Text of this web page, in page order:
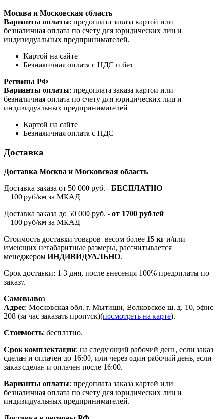
Москва и Московская область
Варианты оплаты: предоплата заказа картой или
безналичная оплата по счету для юридических лиц и
индивидуальных предпринимателей.
Картой на сайте
Безналичная оплата с НДС и без
Регионы РФ
Варианты оплаты: предоплата заказа картой или
безналичная оплата по счету для юридических лиц и
индивидуальных предпринимателей.
Картой на сайте
Безналичная оплата с НДС
Доставка
Доставка Москва и Московская область
Доставка заказа от 50 000 руб. - БЕСПЛАТНО
+ 100 руб/км за МКАД
Доставка заказа до 50 000 руб. - от 1700 рублей
+ 100 руб/км за МКАД
Стоимость доставки товаров весом более 15 кг и/или
имеющих негабаритные размеры, рассчитывается
менеджером ИНДИВИДУАЛЬНО.
Срок доставки: 1-3 дня, после внесения 100% предоплаты по
заказу.
Самовывоз
Адрес: Московская обл. г. Мытищи, Волковское ш. д. 10, офис
208 (за час заказать пропуск)(посмотреть на карте).
Стоимость: бесплатно.
Срок комплектации: на следующий рабочий день, если заказ
сделан и оплачен до 16:00, или через один рабочий день, если
заказ сделан и оплачен после 16:00.
Варианты оплаты: предоплата заказа картой или
безналичная оплата по счету для юридических лиц и
индивидуальных предпринимателей.